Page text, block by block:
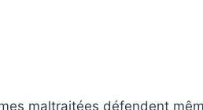
maltraitées défendent